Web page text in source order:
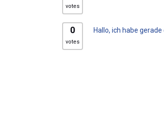
votes
0
votes
Hallo, ich habe